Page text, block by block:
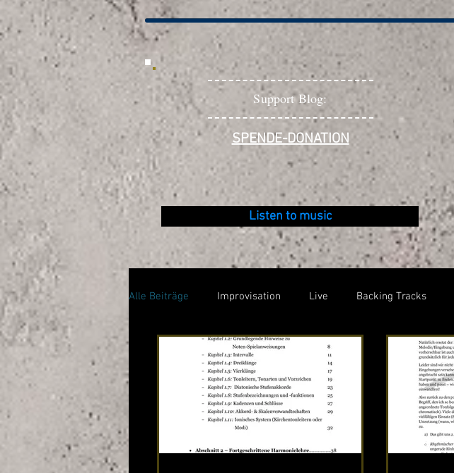
Support Blog:
SPENDE-DONATION
Listen to music
Alle Beiträge Improvisation Live Backing Tracks